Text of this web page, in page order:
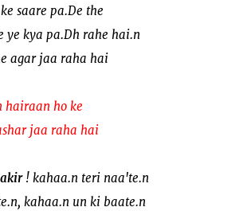
saare pa.De the
ye kya pa.Dh rahe hai.n
agar jaa raha hai
hairaan ho ke
jaa raha hai
! kahaa.n teri naa'te.n
kahaa.n un ki baate.n